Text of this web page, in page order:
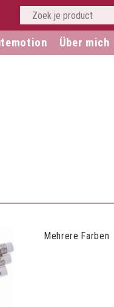
Über mich
Mehrere Farben